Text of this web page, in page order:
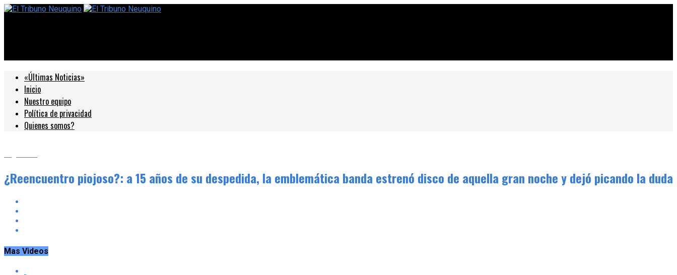
«Últimas Noticias»
Inicio
Nuestro equipo
Política de privacidad
Quienes somos?
¿Reencuentro piojoso?: a 15 años de su despedida, la emblemática banda estrenó disco de aquella gran noche y dejó picando la duda
Mas Videos